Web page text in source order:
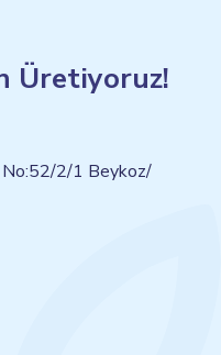
Üretiyoruz!
No:52/2/1 Beykoz/